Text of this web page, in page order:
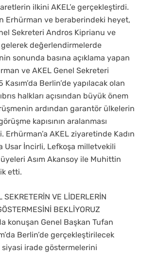
ilkini AKEL’e gerçekleştirdi.
Erhürman ve beraberindeki heyet,
Sekreteri Andros Kiprianu ve
değerlendirmelerde
sonunda basına açıklama yapan
ve AKEL Genel Sekreteri
Berlin’de yapılacak olan
halkları açısından büyük önem
ardından garantör ülkelerin
kapısının aralanması
AKEL ziyaretinde Kadın
Usar İncirli, Lefkoşa milletvekili
Asım Akansoy ile Muhittin
etti.
SEKRETERİN VE LİDERLERİN
BEKLİYORUZ
konuşan Genel Başkan Tufan
Berlin’de gerçekleştirilecek
irade göstermelerini